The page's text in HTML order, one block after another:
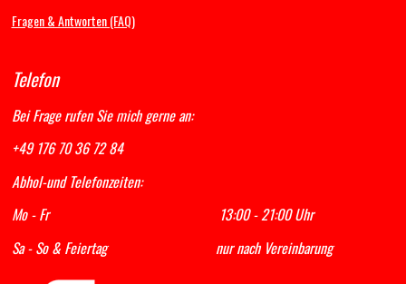
Fragen & Antworten (FAQ)
Telefon
Bei Frage rufen Sie mich gerne an:
+49 176 70 36 72 84
Abhol-und Telefonzeiten:
Mo - Fr 13:00 - 21:00 Uhr
Sa - So & Feiertag nur nach Vereinbarung